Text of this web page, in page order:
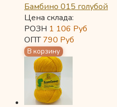
Бамбино 015 голубой
Цена склада:
РОЗН 1 106 Руб
ОПТ790 Руб